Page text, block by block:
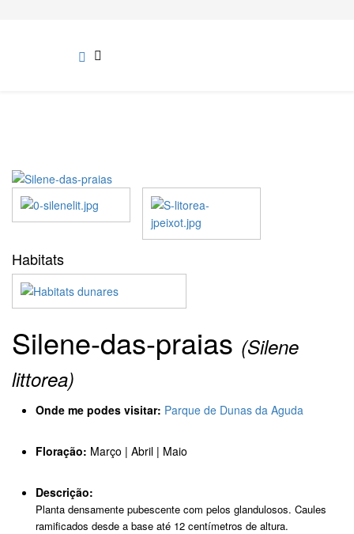
Habitats
Silene-das-praias (Silene
littorea)
Onde me podes visitar: Parque de Dunas da Aguda
Floração: Março | Abril | Maio
Descrição:
Planta densamente pubescente com pelos glandulosos. Caules
ramificados desde a base até 12 centímetros de altura.